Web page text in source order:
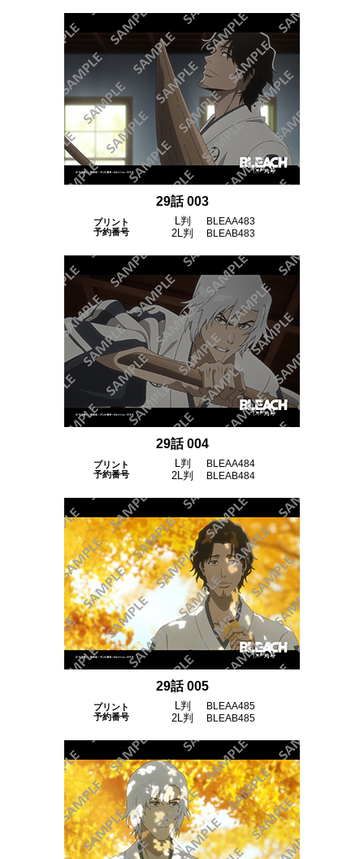
29話 003
プリント
予約番号
L判 BLEAA483
2L判 BLEAB483
29話 004
プリント
予約番号
L判 BLEAA484
2L判 BLEAB484
29話 005
プリント
予約番号
L判 BLEAA485
2L判 BLEAB485